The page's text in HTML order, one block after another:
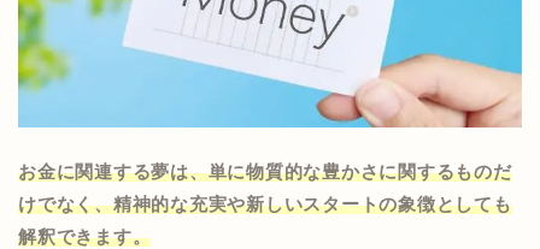
お金に関連する夢は、単に物質的な豊かさに関するものだ
けでなく、精神的な充実や新しいスタートの象徴としても
解釈できます。